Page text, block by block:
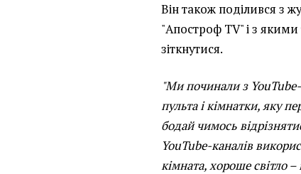
Він також поділився з
"Апостроф TV" і з
зіткнутися.
"Ми починали з
пульта і кімнатки, яку
бодай чимось
YouTube-каналів
кімната, хороше світло –